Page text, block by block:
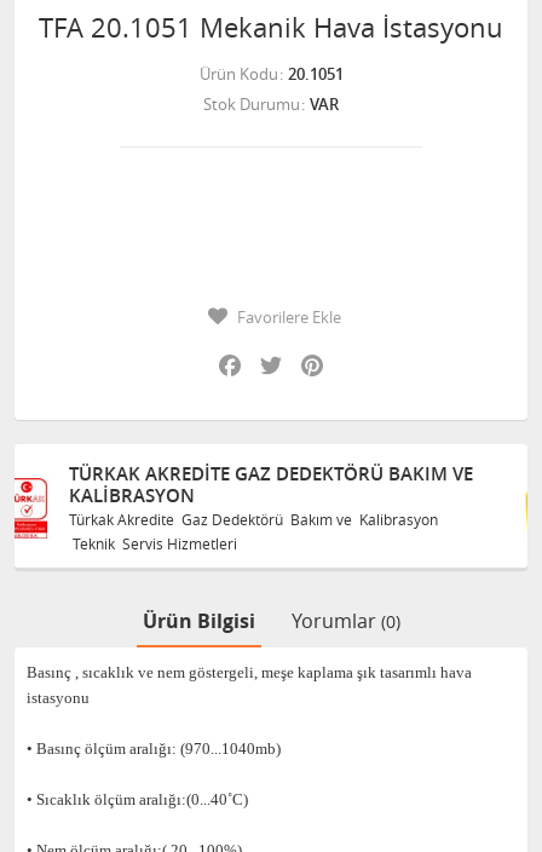
TFA 20.1051 Mekanik Hava İstasyonu
Ürün Kodu 20.1051
Stok Durumu VAR
Favorilere Ekle
Facebook
Twitter
BAKIM VE
Kalibrasyon
TÜRKAK AKREDITE GAZ
Türkak Akredite Gaz Dedektörü Bakım ve
Ürün Bilgisi Yorumlar (0)
Basınç , sıcaklık ve nem göstergeli, meşe kaplama şık tasarımlı hava
istasyonu
• Basınç ölçüm aralığı: (970...1040mb)
• Sıcaklık ölçüm aralığı:(0...40˚C)